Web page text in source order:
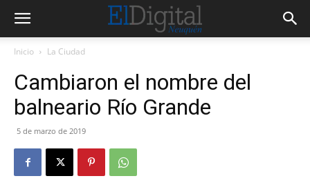
Inicio La Ciudad
Cambiaron el nombre del
balneario Río Grande
5 de marzo de 2019